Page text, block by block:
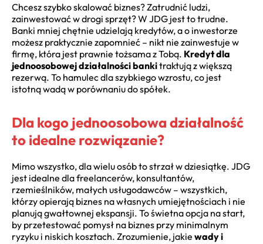
Chcesz szybko skalować biznes? Zatrudnić ludzi,
zainwestować w drogi sprzęt? W JDG jest to trudne.
Banki mniej chętnie udzielają kredytów, a o inwestorze
możesz praktycznie zapomnieć – nikt nie zainwestuje w
firmę, która jest prawnie tożsama z Tobą. Kredyt dla
jednoosobowej działalności bankitraktują z większą
rezerwą. To hamulec dla szybkiego wzrostu, co jest
istotną wadą w porównaniu do spółek.
Dla kogo jednoosobowa działalność
to idealne rozwiązanie?
Mimo wszystko, dla wielu osób to strzał w dziesiątkę. JDG
jest idealne dla freelancerów, konsultantów,
rzemieślników, małych usługodawców – wszystkich,
którzy opierają biznes na własnych umiejętnościach i nie
planują gwałtownej ekspansji. To świetna opcja na start,
by przetestować pomysł na biznes przy minimalnym
ryzyku i niskich kosztach. Zrozumienie, jakie wady i